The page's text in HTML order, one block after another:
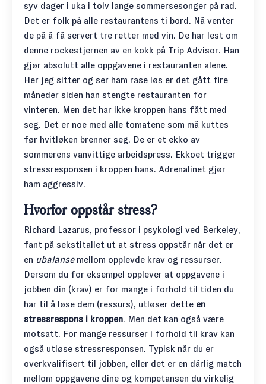
syv dager i uka i tolv lange sommersesonger på rad.
Det er folk på alle restaurantens ti bord. Nå venter
de på å få servert tre retter med vin. De har lest om
denne rockestjernen av en kokk på Trip Advisor. Han
gjør absolutt alle oppgavene i restauranten alene.
Her jeg sitter og ser ham rase løs er det gått fire
måneder siden han stengte restauranten for
vinteren. Men det har ikke kroppen hans fått med
seg. Det er noe med alle tomatene som må kuttes
før hvitløken brenner seg. De er et ekko av
sommerens vanvittige arbeidspress. Ekkoet trigger
stressresponsen i kroppen hans. Adrenalinet gjør
ham aggressiv.
Hvorfor oppstår stress?
Richard Lazarus, professor i psykologi ved Berkeley,
fant på sekstitallet ut at stress oppstår når det er
en ubalansemellom opplevde krav og ressurser.
Dersom du for eksempel opplever at oppgavene i
jobben din (krav) er for mange i forhold til tiden du
har til å løse dem (ressurs), utløser dette en
stressrespons i kroppen. Men det kan også være
motsatt. For mange ressurser i forhold til krav kan
også utløse stressresponsen. Typisk når du er
overkvalifisert til jobben, eller det er en dårlig match
mellom oppgavene dine og kompetansen du virkelig